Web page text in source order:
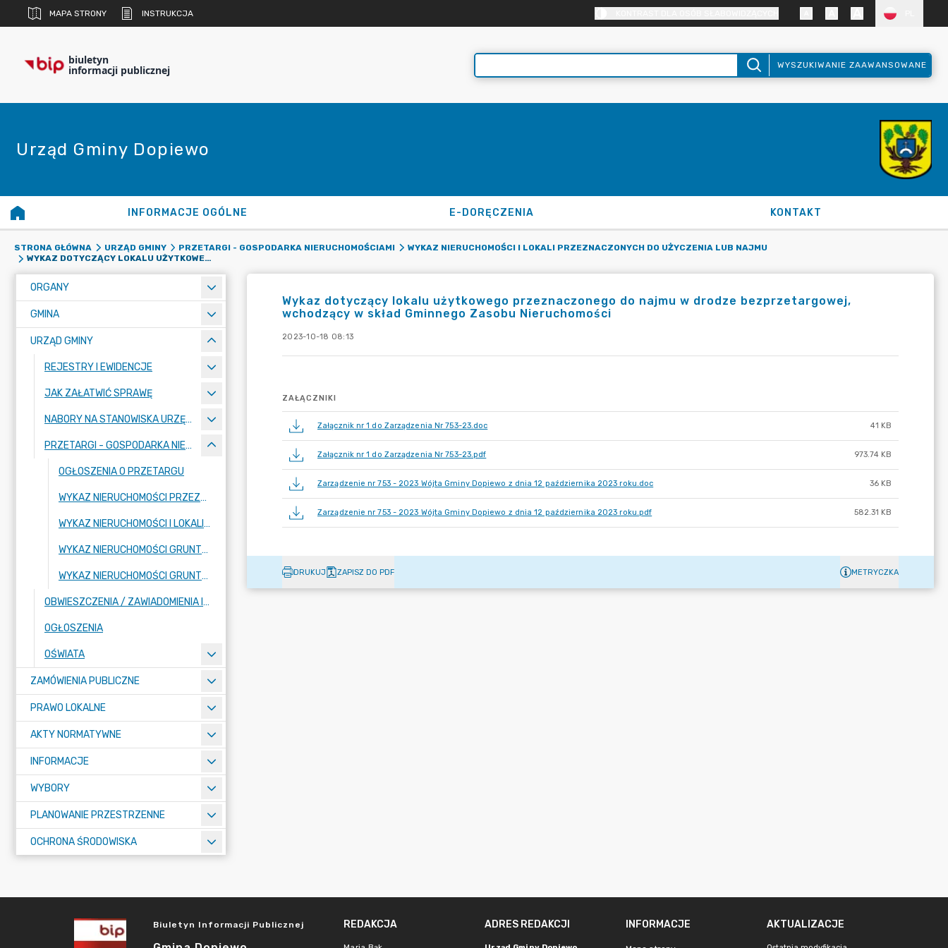
MAPA STRONY INSTRUKCJA
biuletyn
informacji publicznej WYSZUKIWANIE ZAAWANSOWANE
Urząd Gminy Dopiewo
INFORMACJE OGÓLNE E-DORĘCZENIA KONTAKT
STRONA GŁÓWNA URZĄD GMINY PRZETARGI - GOSPODARKA NIERUCHOMOŚCIAMI
WYKAZ NIERUCHOMOŚCI I LOKALI PRZEZNACZONYCH DO UŻYCZENIA LUB NAJMU
WYKAZ DOTYCZĄCY LOKALU UŻYTKOWEGO PRZEZNACZONEGO DO NAJMU W DRODZE BEZPRZETARGOWEJ, WCHODZĄCY W SKŁAD GMINNEGO ZASOBU NIERUCHOMOŚCI
ORGANY
GMINA
URZĄD GMINY
REJESTRY I EWIDENCJE
JAK ZAŁATWIĆ SPRAWĘ
NABORY NA STANOWISKA URZĘDNICZE
PRZETARGI - GOSPODARKA NIERUCHOMOŚCIAMI
OGŁOSZENIA O PRZETARGU
WYKAZ NIERUCHOMOŚCI PRZEZNACZONYCH DO SPRZEDAŻY LUB DZIERŻAWY
WYKAZ NIERUCHOMOŚCI I LOKALI PRZEZNACZONYCH DO UŻYCZENIA LUB NAJMU
WYKAZ NIERUCHOMOŚCI GRUNTOWYCH PRZEZNACZONYCH DO ZBYCIA W DRODZE ZAMIANY
WYKAZ NIERUCHOMOŚCI GRUNTOWYCH PRZEZNACZONYCH DO ZBYCIA NA RZECZ DOTYCHCZASOWEGO UŻYTKOWNIKA WIECZYSTEGO
OBWIESZCZENIA / ZAWIADOMIENIA INNYCH PODMIOTÓW
OGŁOSZENIA
OŚWIATA
ZAMÓWIENIA PUBLICZNE
PRAWO LOKALNE
AKTY NORMATYWNE
INFORMACJE
WYBORY
PLANOWANIE PRZESTRZENNE
OCHRONA ŚRODOWISKA
Wykaz dotyczący lokalu użytkowego przeznaczonego do najmu w drodze bezprzetargowej,
wchodzący w skład Gminnego Zasobu Nieruchomości
2023-10-18 08:13
ZAŁĄCZNIKI
Załącznik nr 1 do Zarządzenia Nr 753-23.doc 41 KB
Załącznik nr 1 do Zarządzenia Nr 753-23.pdf 973.74 KB
Zarządzenie nr 753 - 2023 Wójta Gminy Dopiewo z dnia 12 października 2023 roku.doc 36 KB
Zarządzenie nr 753 - 2023 Wójta Gminy Dopiewo z dnia 12 października 2023 roku.pdf 582.31 KB
DRUKUJ ZAPISZ DO PDF METRYCZKA
Biuletyn Informacji Publicznej REDAKCJA ADRES REDAKCJI INFORMACJE AKTUALIZACJE